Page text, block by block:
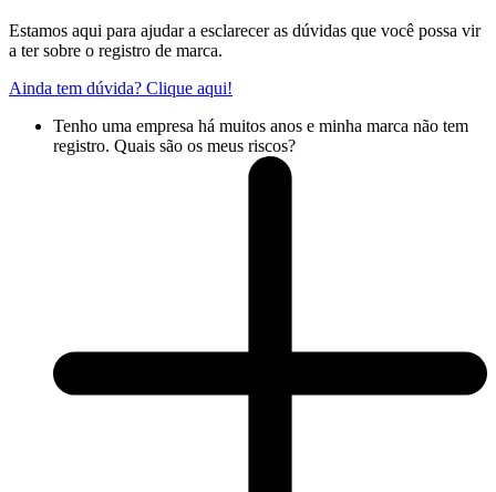
Estamos aqui para ajudar a esclarecer as dúvidas que você possa vir
a ter sobre o registro de marca.
Ainda tem dúvida? Clique aqui!
Tenho uma empresa há muitos anos e minha marca não tem
registro. Quais são os meus riscos?